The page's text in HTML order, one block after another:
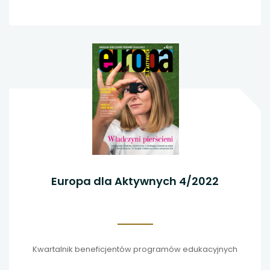
Europa dla Aktywnych 4/2022
Kwartalnik beneficjentów programów edukacyjnych